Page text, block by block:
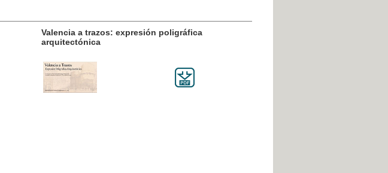
Valencia a trazos: expresión poligráfica
arquitectónica